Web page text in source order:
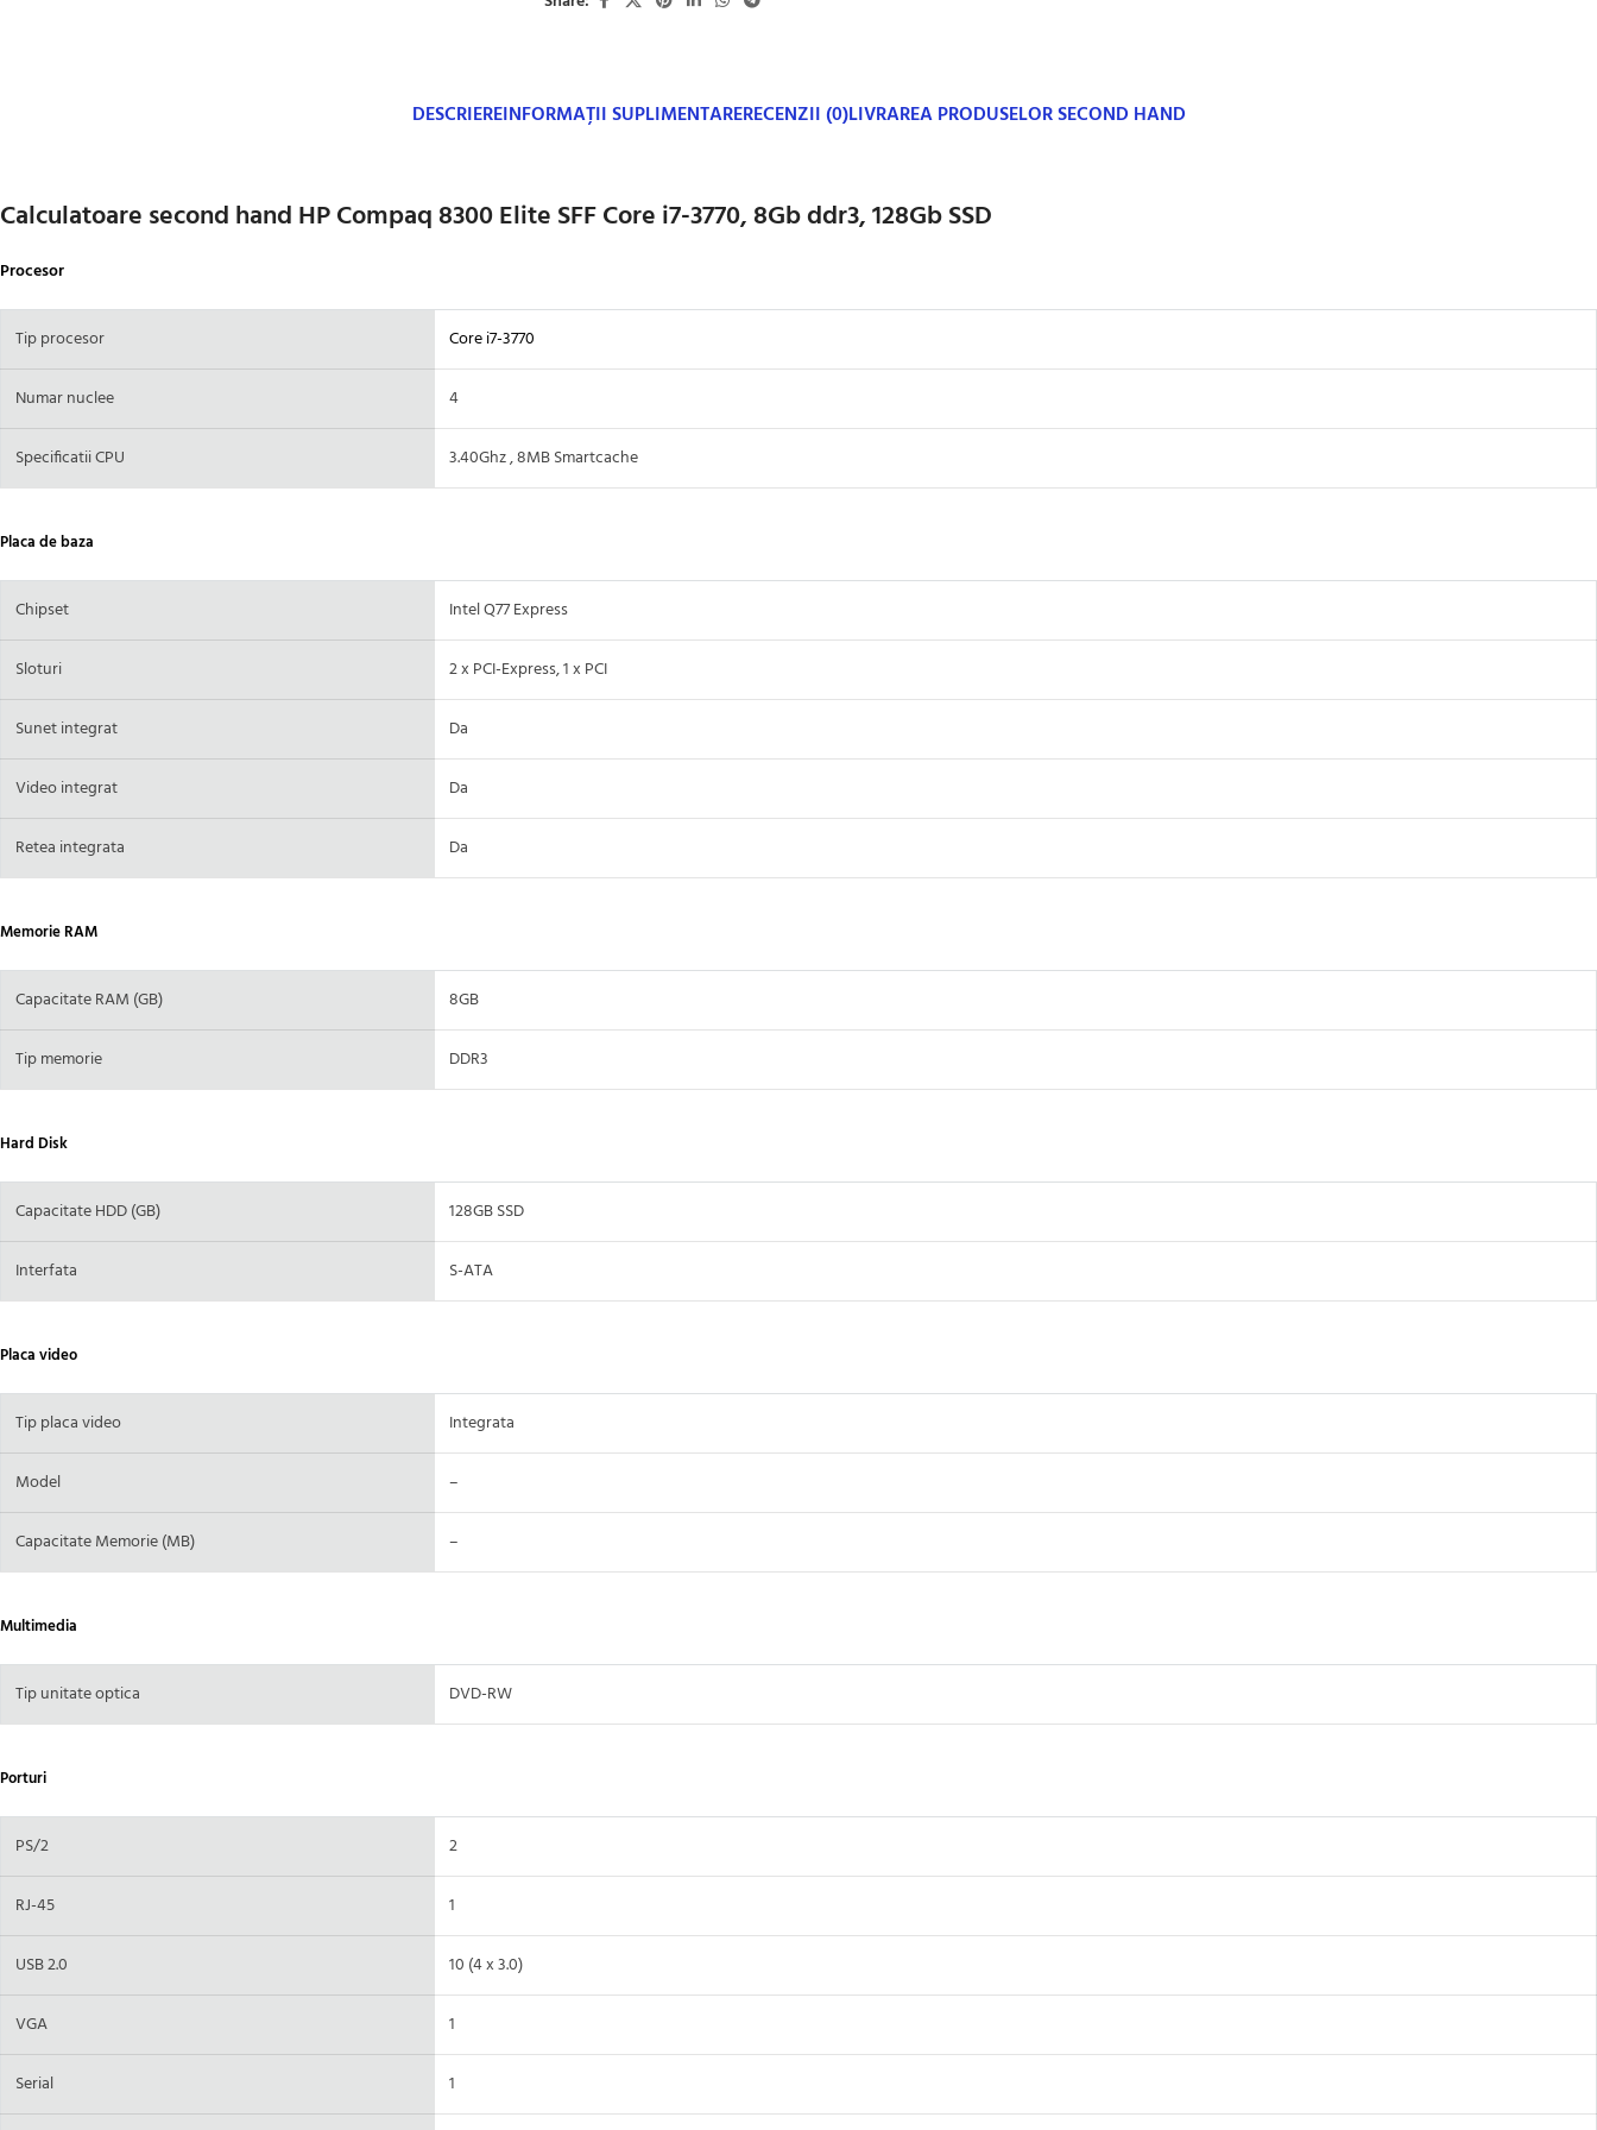
DESCRIEREINFORMAȚII SUPLIMENTARERECENZII (0)LIVRAREA PRODUSELOR SECOND HAND
Calculatoare second hand HP Compaq 8300 Elite SFF Core i7-3770, 8Gb ddr3, 128Gb SSD
Procesor
Tip procesor Core i7-3770
Numar nuclee 4
Specificatii CPU 3.40Ghz , 8MB Smartcache
Placa de baza
Chipset Intel Q77 Express
Sloturi 2 x PCI-Express, 1 x PCI
Sunet integrat Da
Video integrat Da
Retea integrata Da
Memorie RAM
Capacitate RAM (GB) 8GB
Tip memorie DDR3
Hard Disk
Capacitate HDD (GB) 128GB SSD
Interfata S-ATA
Placa video
Tip placa video Integrata
Model –
Capacitate Memorie (MB) –
Multimedia
Tip unitate optica DVD-RW
Porturi
PS/2 2
RJ-45 1
USB 2.0 10 (4 x 3.0)
VGA 1
Serial 1